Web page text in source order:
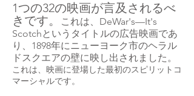
1つの32の映画が言及されるべ
きです。
これは、DeWar's—It's
Scotchというタイトルの広告映画であ
り、1898年にニューヨーク市のヘラル
ドスクエアの壁に映し出されました。
これは、映画に登場した最初のスピリットコ
マーシャルです。